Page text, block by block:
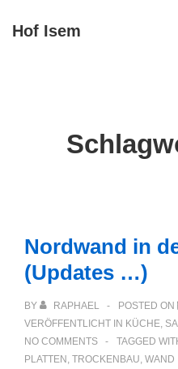
ZumHof Isem
Nordwand in
(Updates …)
BY RAPHAEL POSTED ON
VERÖFFENTLICHT IN KÜCHE,
NO COMMENTS
TAGGED
PLATTEN , TROCKENBAU, WAND